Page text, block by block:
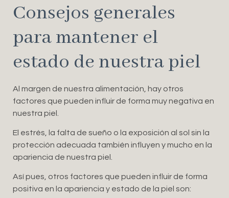
Consejos generales
para mantener el
estado de nuestra piel
Al margen de nuestra alimentación, hay otros
factores que pueden influir de forma muy negativa en
nuestra piel.
El estrés, la falta de sueño o la exposición al sol sin la
protección adecuada también influyen y mucho en la
apariencia de nuestra piel.
Así pues, otros factores que pueden influir de forma
positiva en la apariencia y estado de la piel son: